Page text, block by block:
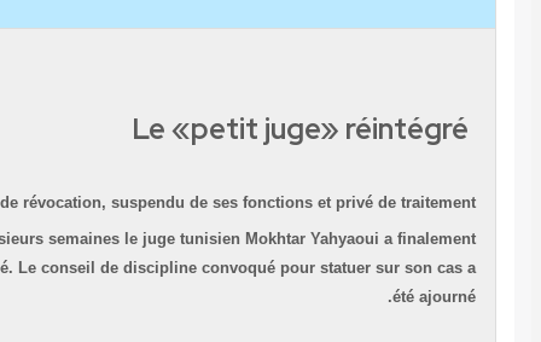
Le «petit juge»
Menacé de révocation, suspendu de ses fonctions et privé de
pendant plusieurs semaines le juge tunisien Mokhtar Yahyaoui a
été réintégré. Le conseil de discipline convoqué pour statuer sur